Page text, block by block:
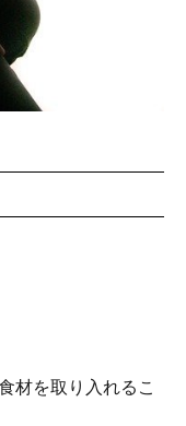
材を取り入れるこ